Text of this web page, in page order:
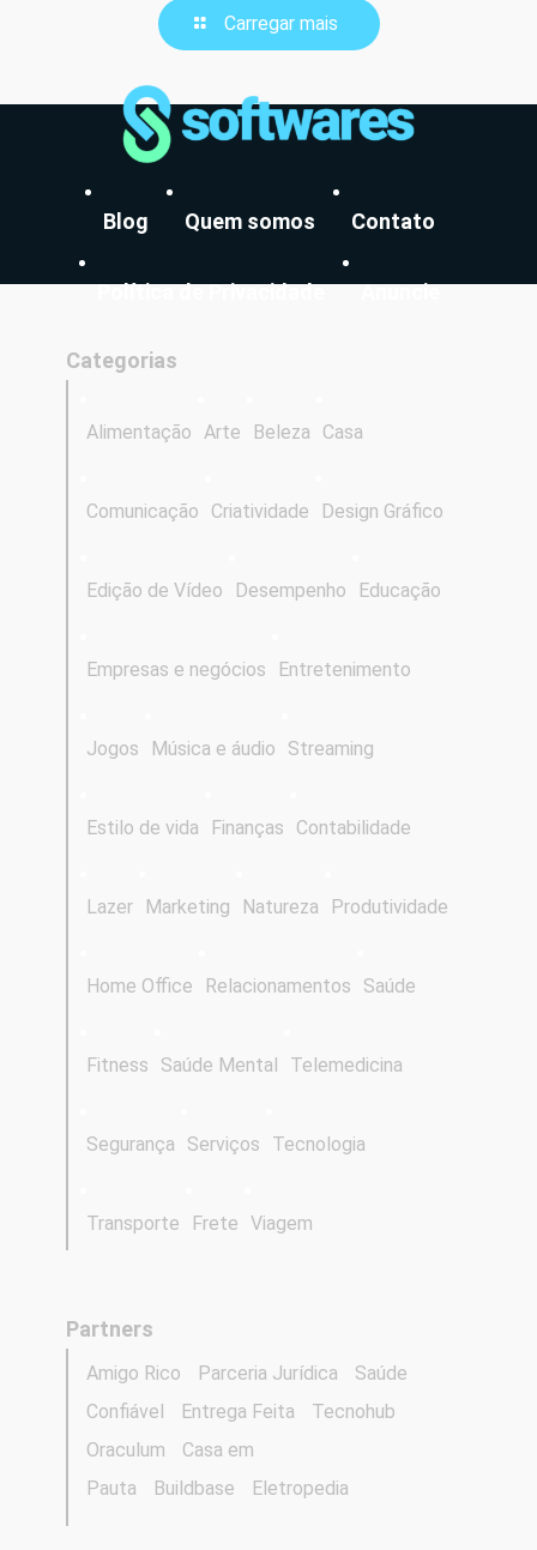
Carregar mais
Blog Quem somos Contato
Política de Privacidade Anuncie
Categorias
Alimentação Arte Beleza Casa
Comunicação Criatividade Design Gráfico
Edição de Vídeo Desempenho Educação
Empresas e negócios Entretenimento
Jogos Música e áudio Streaming
Estilo de vida Finanças Contabilidade
Lazer Marketing Natureza Produtividade
Home Office Relacionamentos Saúde
Fitness Saúde Mental Telemedicina
Segurança Serviços Tecnologia
Transporte Frete Viagem
Partners
Amigo Rico Parceria Jurídica
Saúde
Confiável
Entrega Feita
Tecnohub
Oraculum
Casa em
Pauta
Buildbase Eletropedia